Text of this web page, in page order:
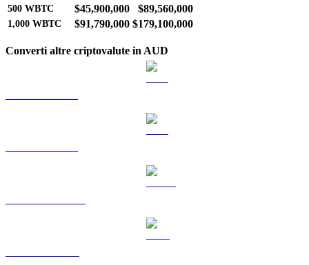
500 WBTC $45,900,000 $89,560,000
1,000 WBTC $91,790,000 $179,100,000
Converti altre criptovalute in AUD